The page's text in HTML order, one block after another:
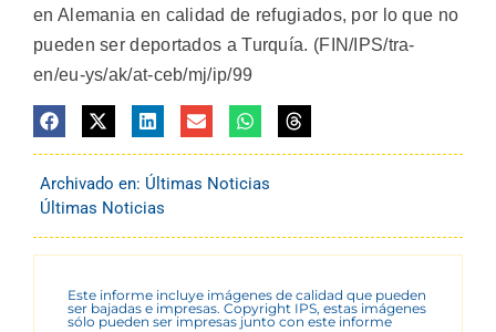
en Alemania en calidad de refugiados, por lo que no
pueden ser deportados a Turquía. (FIN/IPS/tra-
en/eu-ys/ak/at-ceb/mj/ip/99
Archivado en: Últimas Noticias
Últimas Noticias
Este informe incluye imágenes de calidad que pueden
ser bajadas e impresas. Copyright IPS, estas imágenes
sólo pueden ser impresas junto con este informe